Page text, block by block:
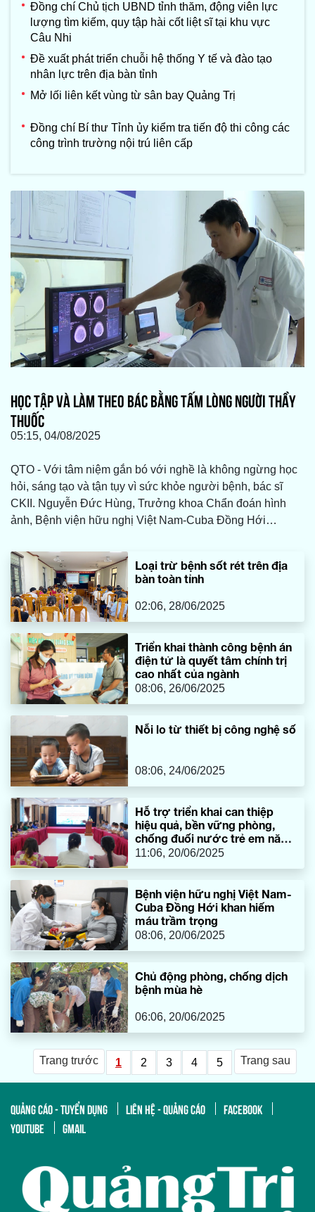
Đồng chí Chủ tịch UBND tỉnh thăm, động viên lực
lượng tìm kiếm, quy tập hài cốt liệt sĩ tại khu vực
Câu Nhi
Đề xuất phát triển chuỗi hệ thống Y tế và đào tạo
nhân lực trên địa bàn tỉnh
Mở lối liên kết vùng từ sân bay Quảng Trị
Đồng chí Bí thư Tỉnh ủy kiểm tra tiến độ thi công các
công trình trường nội trú liên cấp
HỌC TẬP VÀ LÀM THEO BÁC BẰNG TẤM LÒNG NGƯỜI THẦY
THUỐC
05:15, 04/08/2025
QTO - Với tâm niệm gắn bó với nghề là không ngừng học
hỏi, sáng tạo và tận tụy vì sức khỏe người bệnh, bác sĩ
CKII. Nguyễn Đức Hùng, Trưởng khoa Chẩn đoán hình
ảnh, Bệnh viện hữu nghị Việt Nam-Cuba Đồng Hới
việc rèn luyện chuyên môn, nâng cao y đức.
Loại trừ bệnh sốt rét trên địa
bàn toàn tỉnh
02:06, 28/06/2025
Triển khai thành công bệnh án
điện tử là quyết tâm chính trị
cao nhất của ngành
08:06, 26/06/2025
Nỗi lo từ thiết bị công nghệ số
08:06, 24/06/2025
Hỗ trợ triển khai can thiệp
hiệu quả, bền vững phòng,
chống đuối nước trẻ em năm
2025
11:06, 20/06/2025
​Bệnh viện hữu nghị Việt Nam-
Cuba Đồng Hới khan hiếm
máu trầm trọng
08:06, 20/06/2025
Chủ động phòng, chống dịch
bệnh mùa hè
06:06, 20/06/2025
Trang trước 1 2 3 4 5 Trang sau
QUẢNG CÁO - TUYỂN DỤNG LIÊN HỆ - QUẢNG CÁO
FACEBOOK
YOUTUBE
GMAIL